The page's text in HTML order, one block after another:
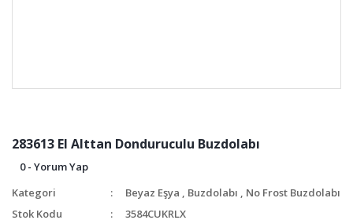
283613 EI Alttan Donduruculu Buzdolabı
0 - Yorum Yap
Kategori
Beyaz Eşya , Buzdolabı , No Frost Buzdolabı
Stok Kodu
3584CUKRLX